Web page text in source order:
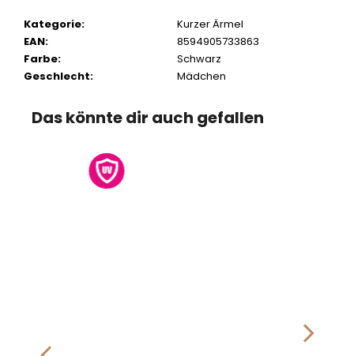
Kategorie:
Kurzer Ärmel
EAN:
8594905733863
Farbe:
Schwarz
Geschlecht: Mädchen
Das könnte dir auch gefallen